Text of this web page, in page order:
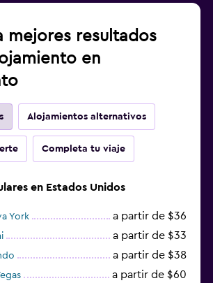
mejores resultados
en
Alojamientos alternativos
Completa tu viaje
en Estados Unidos
York a partir de $36
a partir de $33
a partir de $38
a partir de $60